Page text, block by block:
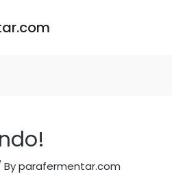
Byparafermentar.com